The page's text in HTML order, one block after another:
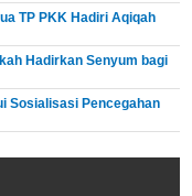
TP PKK Hadiri Aqiqah
Hadirkan Senyum bagi
Sosialisasi Pencegahan